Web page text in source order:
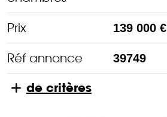
Prix 139 000 €
Réf annonce 39749
de critères